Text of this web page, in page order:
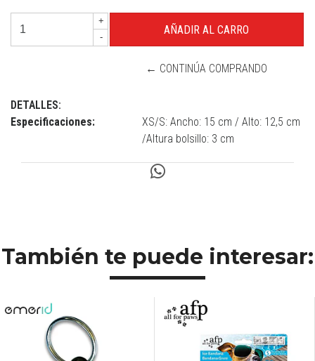
+
-
← CONTINÚA COMPRANDO
DETALLES:
Especificaciones:
XS/S: Ancho: 15 cm / Alto: 12,5 cm
/Altura bolsillo: 3 cm
También te puede interesar: